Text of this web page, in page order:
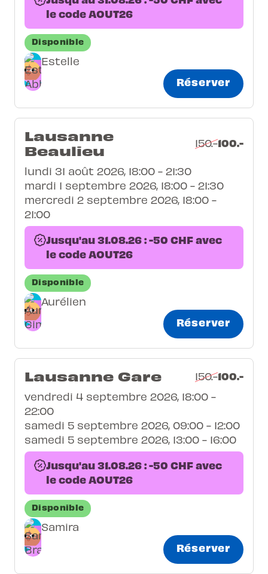
le code AOUT26
Disponible
Estelle
Réserver
Lausanne
Beaulieu
150.-100.-
lundi 31 août 2026, 18:00 - 21:30
mardi 1 septembre 2026, 18:00 - 21:30
mercredi 2 septembre 2026, 18:00 -
21:00
Jusqu'au 31.08.26 : -50 CHF avec
le code AOUT26
Disponible
Aurélien
Réserver
Lausanne Gare 150.-100.-
vendredi 4 septembre 2026, 18:00 -
22:00
samedi 5 septembre 2026, 09:00 - 12:00
samedi 5 septembre 2026, 13:00 - 16:00
Jusqu'au 31.08.26 : -50 CHF avec
le code AOUT26
Disponible
Samira
Réserver